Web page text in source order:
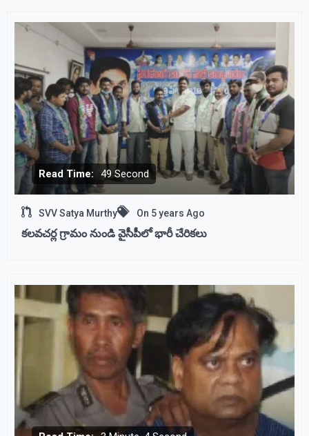
Read Time: 49 Second
SVV Satya Murthy On 5 years Ago
కలవచర్ల గ్రామం నుండి వైసీపీలో భారీ చేరికలు